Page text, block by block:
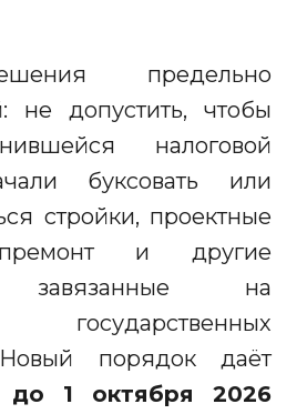
предельно
не допустить, чтобы
налоговой
буксовать или
стройки, проектные
и другие
завязанные на
государственных
Новый порядок даёт
до 1 октября 2026